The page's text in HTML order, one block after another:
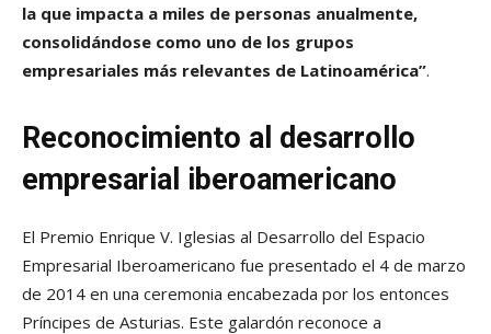
la que impacta a miles de personas anualmente,
consolidándose como uno de los grupos
empresariales más relevantes de Latinoamérica”.
Reconocimiento al desarrollo
empresarial iberoamericano
El Premio Enrique V. Iglesias al Desarrollo del Espacio
Empresarial Iberoamericano fue presentado el 4 de marzo
de 2014 en una ceremonia encabezada por los entonces
Príncipes de Asturias. Este galardón reconoce a